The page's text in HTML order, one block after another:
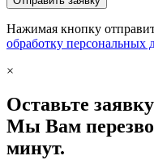
Нажимая кнопку
обработку персональных
×
Оставьте
Мы Вам
минут.